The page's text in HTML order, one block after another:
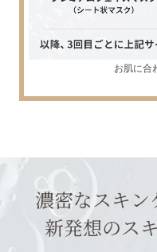
お肌に合
濃密なスキン
新発想のス